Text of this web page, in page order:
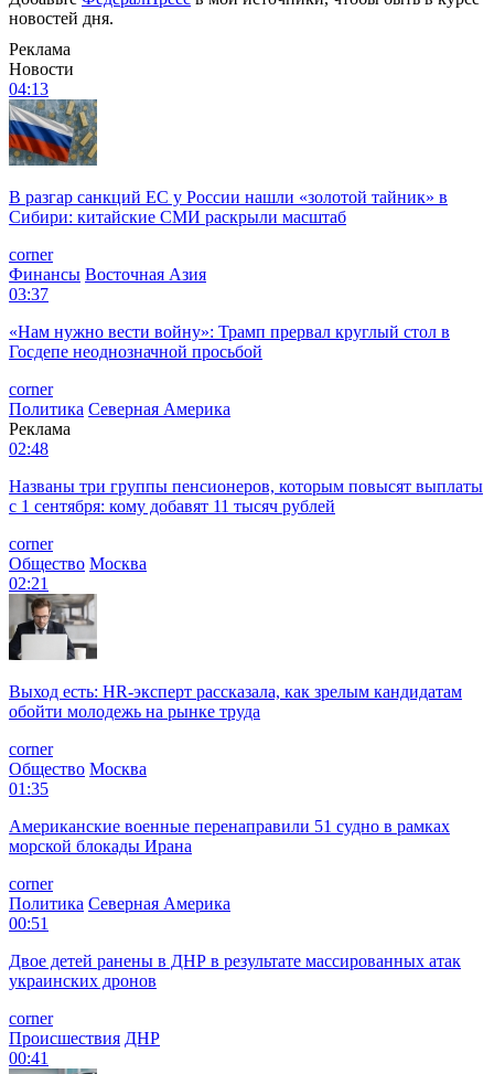
новостей дня.
Реклама
Новости
04:13
В разгар санкций ЕС у России нашли «золотой тайник» в
Сибири: китайские СМИ раскрыли масштаб
corner
Финансы Восточная Азия
03:37
«Нам нужно вести войну»: Трамп прервал круглый стол в
Госдепе неоднозначной просьбой
corner
Политика Северная Америка
Реклама
02:48
Названы три группы пенсионеров, которым повысят выплаты
с 1 сентября: кому добавят 11 тысяч рублей
corner
Общество Москва
02:21
Выход есть: HR-эксперт рассказала, как зрелым кандидатам
обойти молодежь на рынке труда
corner
Общество Москва
01:35
Американские военные перенаправили 51 судно в рамках
морской блокады Ирана
corner
Политика Северная Америка
00:51
Двое детей ранены в ДНР в результате массированных атак
украинских дронов
corner
Происшествия ДНР
00:41